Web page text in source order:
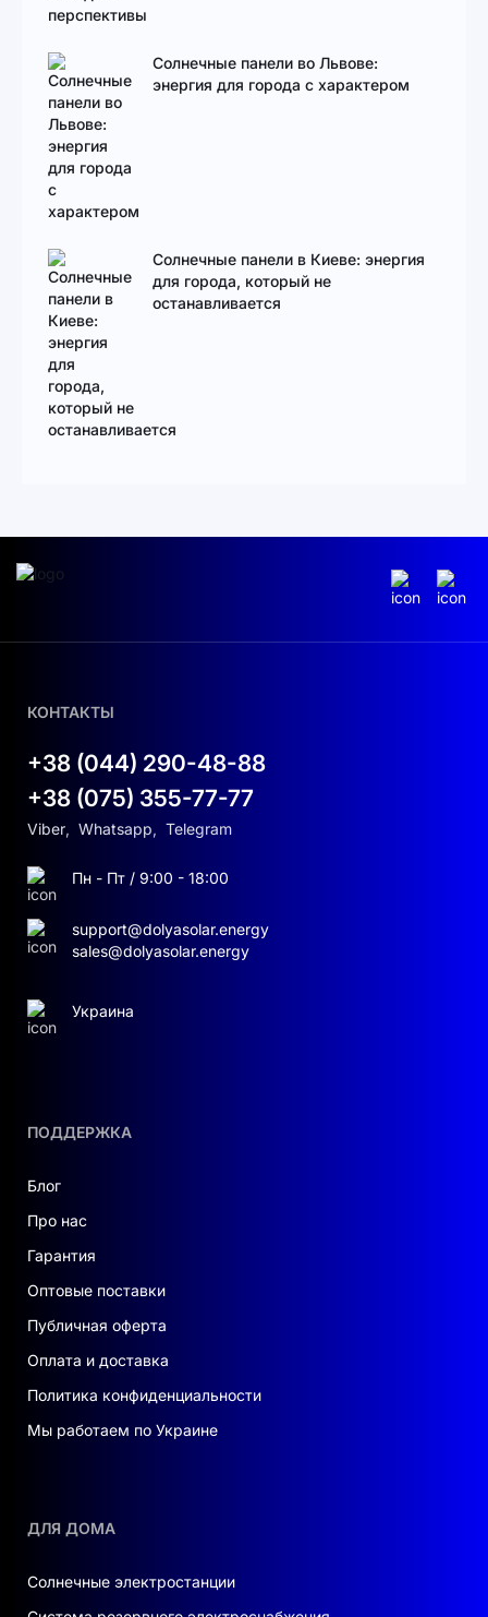
Солнечные панели во Львове:
энергия для города с характером
Солнечные панели в Киеве: энергия
для города, который не
останавливается
ПОДДЕРЖКА
Блог
Про нас
Гарантия
Оптовые поставки
Публичная оферта
Оплата и доставка
Политика конфиденциальности
Мы работаем по Украине
ДЛЯ ДОМА
Солнечные электростанции
КОНТАКТЫ
+38 (044) 290-48-88
+38 (075) 355-77-77
Viber, Whatsapp, Telegram
Пн - Пт / 9:00 - 18:00
support@dolyasolar.energy
sales@dolyasolar.energy
Украина